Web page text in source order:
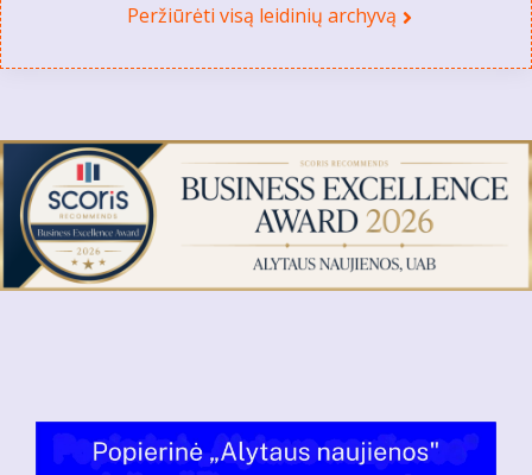
Peržiūrėti visą leidinių archyvą